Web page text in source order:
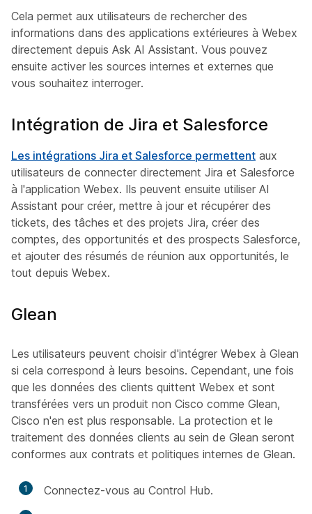
Cela permet aux utilisateurs de rechercher des
informations dans des applications extérieures à Webex
directement depuis Ask AI Assistant. Vous pouvez
ensuite activer les sources internes et externes que
vous souhaitez interroger.
Intégration de Jira et Salesforce
Les intégrations Jira et Salesforce permettent aux
utilisateurs de connecter directement Jira et Salesforce
à l'application Webex. Ils peuvent ensuite utiliser AI
Assistant pour créer, mettre à jour et récupérer des
tickets, des tâches et des projets Jira, créer des
comptes, des opportunités et des prospects Salesforce,
et ajouter des résumés de réunion aux opportunités, le
tout depuis Webex.
Glean
Les utilisateurs peuvent choisir d'intégrer Webex à Glean
si cela correspond à leurs besoins. Cependant, une fois
que les données des clients quittent Webex et sont
transférées vers un produit non Cisco comme Glean,
Cisco n'en est plus responsable. La protection et le
traitement des données clients au sein de Glean seront
conformes aux contrats et politiques internes de Glean.
1 Connectez-vous au Control Hub.